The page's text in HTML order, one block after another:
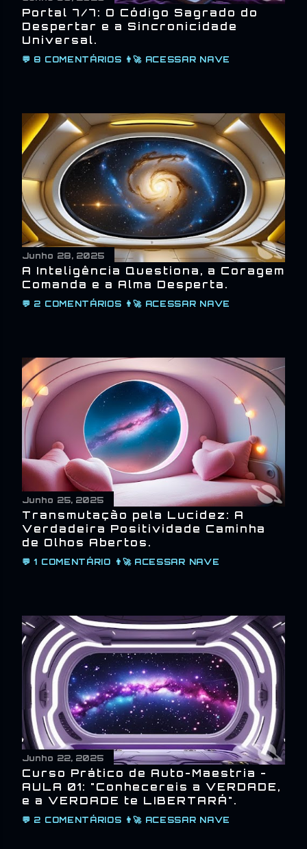
Portal 7/7: O Código Sagrado do
Despertar e a Sincronicidade
Universal.
💬 8 COMENTÁRIOS 👨‍🚀 ACESSAR NAVE
Junho 28, 2025
A Inteligência Questiona, a Coragem
Comanda e a Alma Desperta.
💬 2 COMENTÁRIOS 👨‍🚀 ACESSAR NAVE
Junho 25, 2025
Transmutação pela Lucidez: A
Verdadeira Positividade Caminha
de Olhos Abertos.
💬1 COMENTÁRIO 👨‍🚀 ACESSAR NAVE
Junho 22, 2025
Curso Prático de Auto-Maestria -
AULA 01: "Conhecereis a VERDADE,
e a VERDADE te LIBERTARÁ".
💬 2 COMENTÁRIOS 👨‍🚀 ACESSAR NAVE